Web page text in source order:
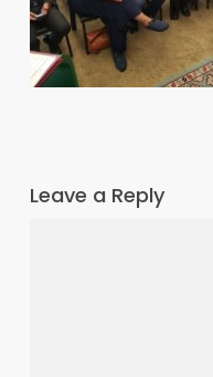
Leave a Reply